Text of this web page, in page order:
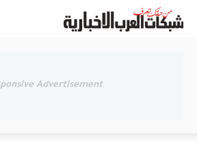
Advertisement